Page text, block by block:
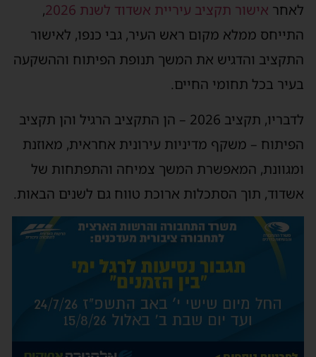
לאחר אישור תקציב עיריית אשדוד לשנת 2026
,
התייחס ממלא מקום ראש העיר, גבי כנפו, לאישור
התקציב והדגיש את המשך תנופת הפיתוח וההשקעה
בעיר בכל תחומי החיים.
לדבריו, תקציב 2026 – הן התקציב הרגיל והן תקציב
הפיתוח – משקף מדיניות עירונית אחראית, מאוזנת
ומגוונת, המאפשרת המשך צמיחה והתפתחות של
אשדוד, תוך הסתכלות ארוכת טווח גם לשנים הבאות.